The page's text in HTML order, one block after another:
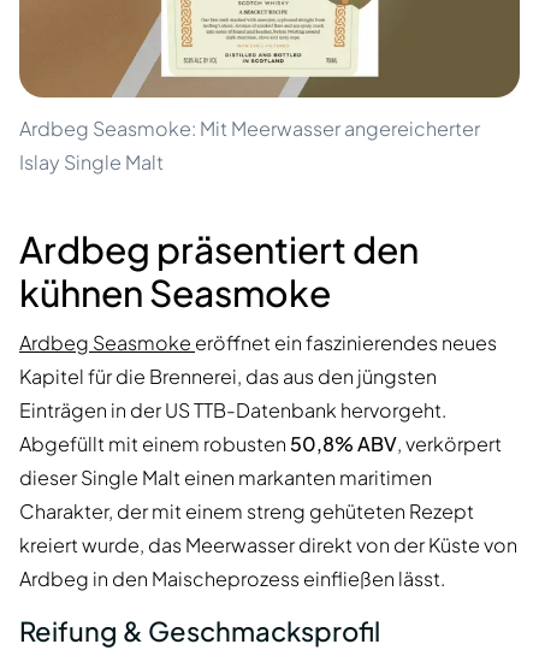
Ardbeg Seasmoke: Mit Meerwasser angereicherter
Islay Single Malt
Ardbeg präsentiert den
kühnen Seasmoke
Ardbeg Seasmoke eröffnet ein faszinierendes neues
Kapitel für die Brennerei, das aus den jüngsten
Einträgen in der US TTB-Datenbank hervorgeht.
Abgefüllt mit einem robusten 50,8% ABV, verkörpert
dieser Single Malt einen markanten maritimen
Charakter, der mit einem streng gehüteten Rezept
kreiert wurde, das Meerwasser direkt von der Küste von
Ardbeg in den Maischeprozess einfließen lässt.
Reifung & Geschmacksprofil